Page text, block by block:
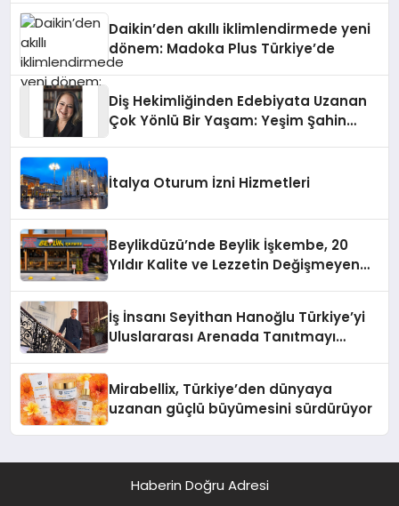
Daikin’den akıllı iklimlendirmede yeni
dönem: Madoka Plus Türkiye’de
Diş Hekimliğinden Edebiyata Uzanan
Çok Yönlü Bir Yaşam: Yeşim Şahin
İtalya Oturum İzni Hizmetleri
Beylikdüzü’nde Beylik İşkembe, 20
Yıldır Kalite ve Lezzetin Değişmeyen
İş İnsanı Seyithan Hanoğlu Türkiye’yi
Uluslararası Arenada Tanıtmayı
Mirabellix, Türkiye’den dünyaya
uzanan güçlü büyümesini sürdürüyor
Haberin Doğru Adresi